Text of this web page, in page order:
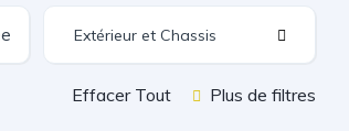
Extérieur et Chassis
Effacer Tout Plus de filtres